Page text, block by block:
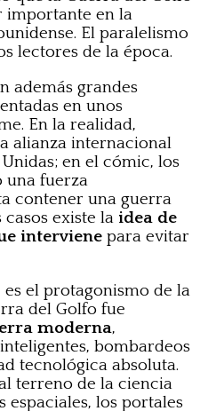
importante en la
El paralelismo
lectores de la época.
además grandes
en unos
En la realidad,
alianza internacional
en el cómic, los
una fuerza
contener una guerra
existe la idea de
interviene para evitar
el protagonismo de la
del Golfo fue
moderna,
bombardeos
tecnológica absoluta.
terreno de la ciencia
espaciales, los portales